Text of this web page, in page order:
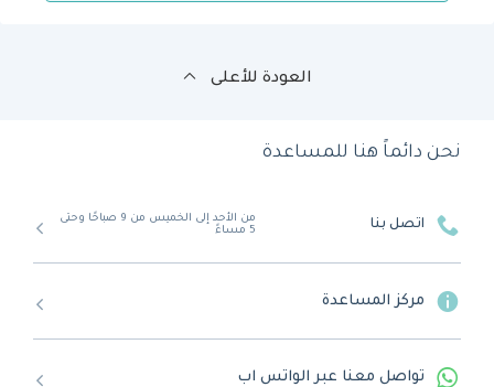
العودة للأعلى
نحن دائماً هنا للمساعدة
اتصل بنا
من الأحد إلى الخميس من 9 صباحًا وحتى
5 مساءً
مركز المساعدة
تواصل معنا عبر الواتس اب